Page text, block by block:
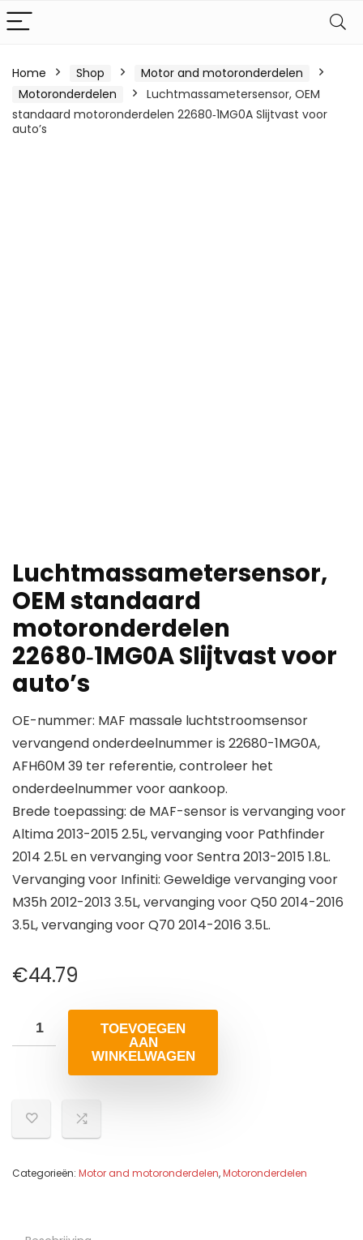
Home Shop
Motor and motoronderdelen
Motoronderdelen
Luchtmassametersensor, OEM
standaard motoronderdelen 22680‑1MG0A Slijtvast voor
auto’s
Luchtmassametersensor,
OEM standaard
motoronderdelen
22680‑1MG0A Slijtvast voor
auto’s
OE-nummer: MAF massale luchtstroomsensor
vervangend onderdeelnummer is 22680-1MG0A,
AFH60M 39 ter referentie, controleer het
onderdeelnummer voor aankoop.
Brede toepassing: de MAF-sensor is vervanging voor
Altima 2013-2015 2.5L, vervanging voor Pathfinder
2014 2.5L en vervanging voor Sentra 2013-2015 1.8L.
Vervanging voor Infiniti: Geweldige vervanging voor
M35h 2012-2013 3.5L, vervanging voor Q50 2014-2016
3.5L, vervanging voor Q70 2014-2016 3.5L.
€44.79
TOEVOEGEN
AAN
WINKELWAGEN
Categorieën: Motor and motoronderdelen,Motoronderdelen